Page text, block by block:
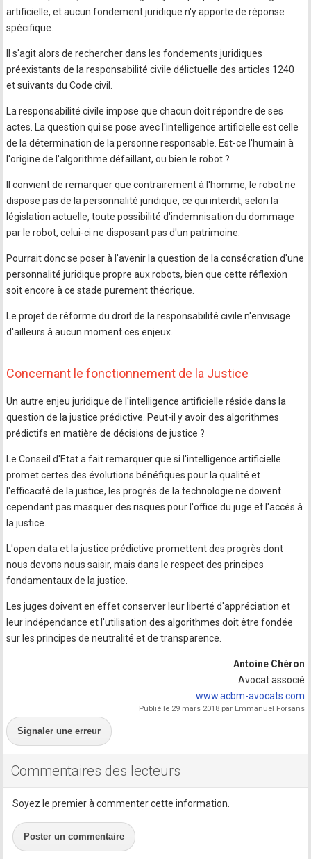
artificielle, et aucun fondement juridique n'y apporte de réponse
spécifique.
Il s'agit alors de rechercher dans les fondements juridiques
préexistants de la responsabilité civile délictuelle des articles 1240
et suivants du Code civil.
La responsabilité civile impose que chacun doit répondre de ses
actes. La question qui se pose avec l'intelligence artificielle est celle
de la détermination de la personne responsable. Est-ce l'humain à
l'origine de l'algorithme défaillant, ou bien le robot ?
Il convient de remarquer que contrairement à l'homme, le robot ne
dispose pas de la personnalité juridique, ce qui interdit, selon la
législation actuelle, toute possibilité d'indemnisation du dommage
par le robot, celui-ci ne disposant pas d'un patrimoine.
Pourrait donc se poser à l'avenir la question de la consécration d'une
personnalité juridique propre aux robots, bien que cette réflexion
soit encore à ce stade purement théorique.
Le projet de réforme du droit de la responsabilité civile n'envisage
d'ailleurs à aucun moment ces enjeux.
Concernant le fonctionnement de la Justice
Un autre enjeu juridique de l'intelligence artificielle réside dans la
question de la justice prédictive. Peut-il y avoir des algorithmes
prédictifs en matière de décisions de justice ?
Le Conseil d'Etat a fait remarquer que si l'intelligence artificielle
promet certes des évolutions bénéfiques pour la qualité et
l'efficacité de la justice, les progrès de la technologie ne doivent
cependant pas masquer des risques pour l'office du juge et l'accès à
la justice.
L'open data et la justice prédictive promettent des progrès dont
nous devons nous saisir, mais dans le respect des principes
fondamentaux de la justice.
Les juges doivent en effet conserver leur liberté d'appréciation et
leur indépendance et l'utilisation des algorithmes doit être fondée
sur les principes de neutralité et de transparence.
Antoine Chéron
Avocat associé
www.acbm-avocats.com
Publié le 29 mars 2018 par Emmanuel Forsans
Signaler une erreur
Commentaires des lecteurs
Soyez le premier à commenter cette information.
Poster un commentaire